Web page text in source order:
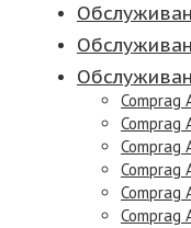
Comprag
Comprag
Comprag
Comprag
Comprag
Comprag